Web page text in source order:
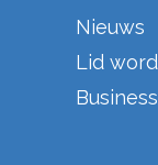
Nieuws
Lid